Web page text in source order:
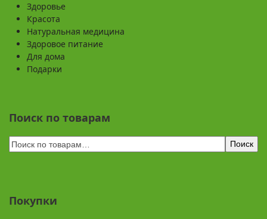
Здоровье
Красота
Натуральная медицина
Здоровое питание
Для дома
Подарки
Поиск по товарам
Поиск
Покупки